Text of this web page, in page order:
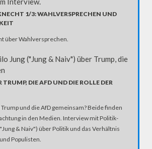
1/3: WAHLVERSPRECHEN UND
über Wahlversprechen.
TRUMP, DIE AFD UND DIE ROLLE DER
Trump und die AfD gemeinsam? Beide finden
in den Medien. Interview mit Politik-
& Naiv") über Politik und das Verhältnis
Populisten.